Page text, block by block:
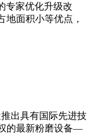
专家优化升级改
地面积小等优点，
出具有国际先进技
的最新粉磨设备—